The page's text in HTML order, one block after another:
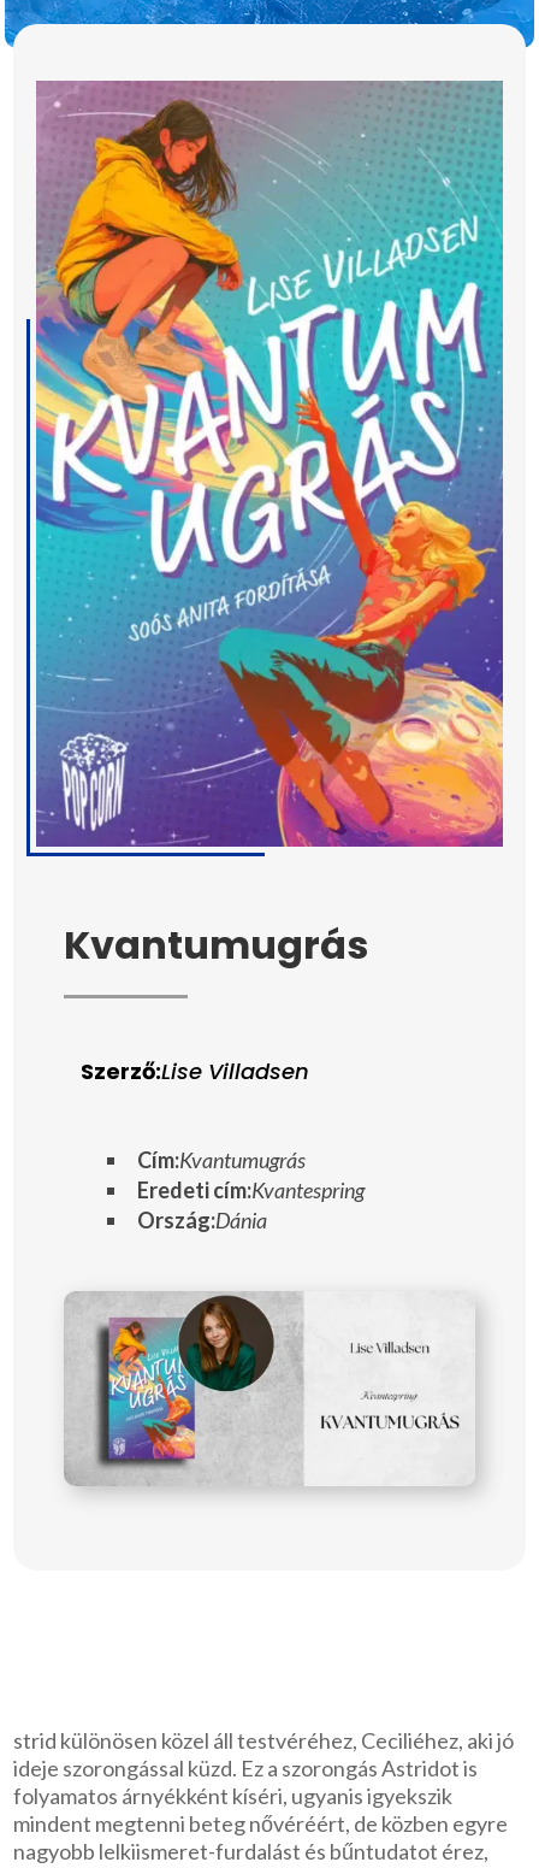
Kvantumugrás
Szerző:Lise Villadsen
Cím:Kvantumugrás
Eredeti cím:Kvantespring
Ország:Dánia
strid különösen közel áll testvéréhez, Ceciliéhez, aki jó
ideje szorongással küzd. Ez a szorongás Astridot is
folyamatos árnyékként kíséri, ugyanis igyekszik
mindent megtenni beteg nővéréért, de közben egyre
nagyobb lelkiismeret-furdalást és bűntudatot érez,